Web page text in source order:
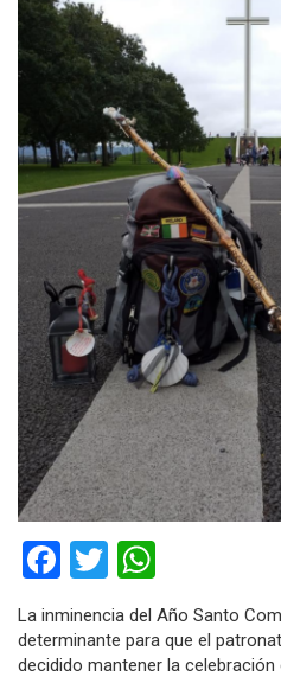
Facebook
Twitter
La inminencia del Año Santo
determinante para que el
decidido mantener la